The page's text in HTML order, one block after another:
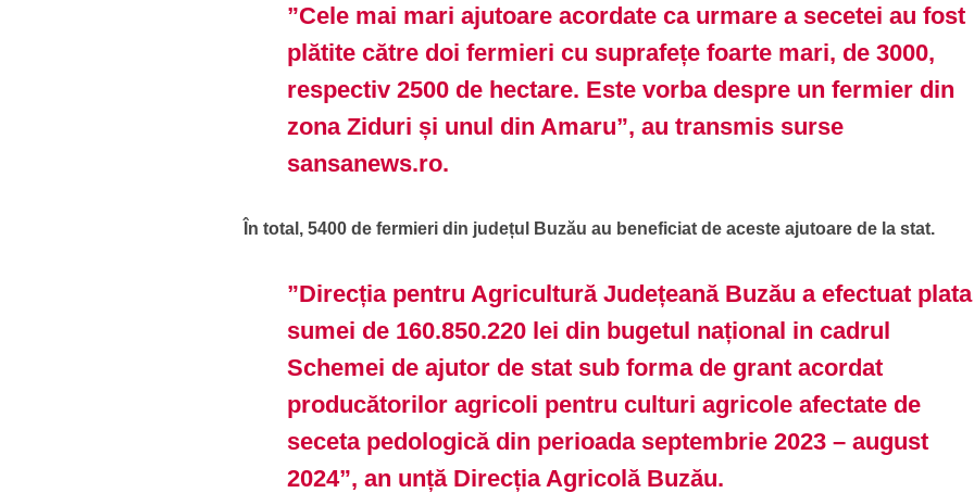
”Cele mai mari ajutoare acordate ca urmare a secetei au fost
plătite către doi fermieri cu suprafețe foarte mari, de 3000,
respectiv 2500 de hectare. Este vorba despre un fermier din
zona Ziduri și unul din Amaru”, au transmis surse
sansanews.ro.
În total, 5400 de fermieri din județul Buzău au beneficiat de aceste ajutoare de la stat.
”Direcția pentru Agricultură Județeană Buzău a efectuat plata
sumei de 160.850.220 lei din bugetul național in cadrul
Schemei de ajutor de stat sub forma de grant acordat
producătorilor agricoli pentru culturi agricole afectate de
seceta pedologică din perioada septembrie 2023 – august
2024”, an unță Direcția Agricolă Buzău.